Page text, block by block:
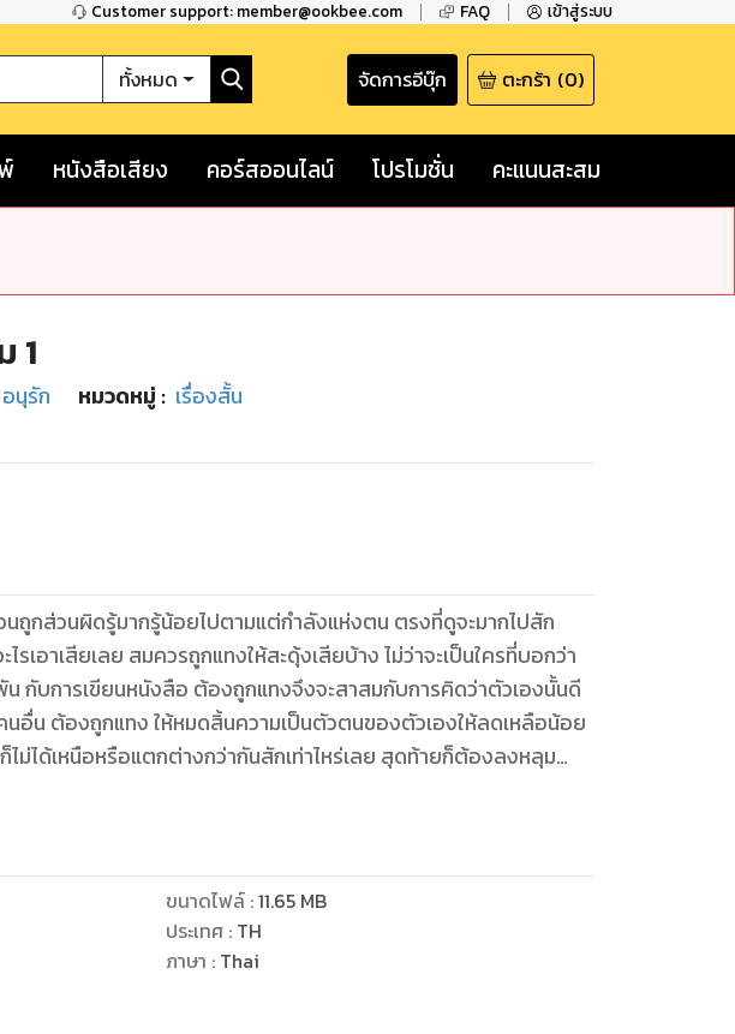
Customer support: member@ookbee.com FAQ เข้าสู่ระบบ
ทั้งหมด จัดการอีบุ๊ก ตะกร้า (0)
หนังสือเสียง คอร์สออนไลน์ โปรโมชั่น คะแนนสะสม
1
อนุรัก หมวดหมู่ : เรื่องสั้น
ดรู้มากรู้น้อยไปตามแต่กำลังแห่งตน ตรงที่ดูจะมากไปสัก
บ้าง ไม่ว่าจะเป็นใครที่บอกว่า
นั้นดี
ดเหลือน้อย
อหรือแตกต่างกว่ากันสักเท่าไหร่เลย สุดท้ายก็ต้องลงหลุม
ขนาดไฟล์:11.65 MB
ประเทศ : TH
ภาษา : Thai